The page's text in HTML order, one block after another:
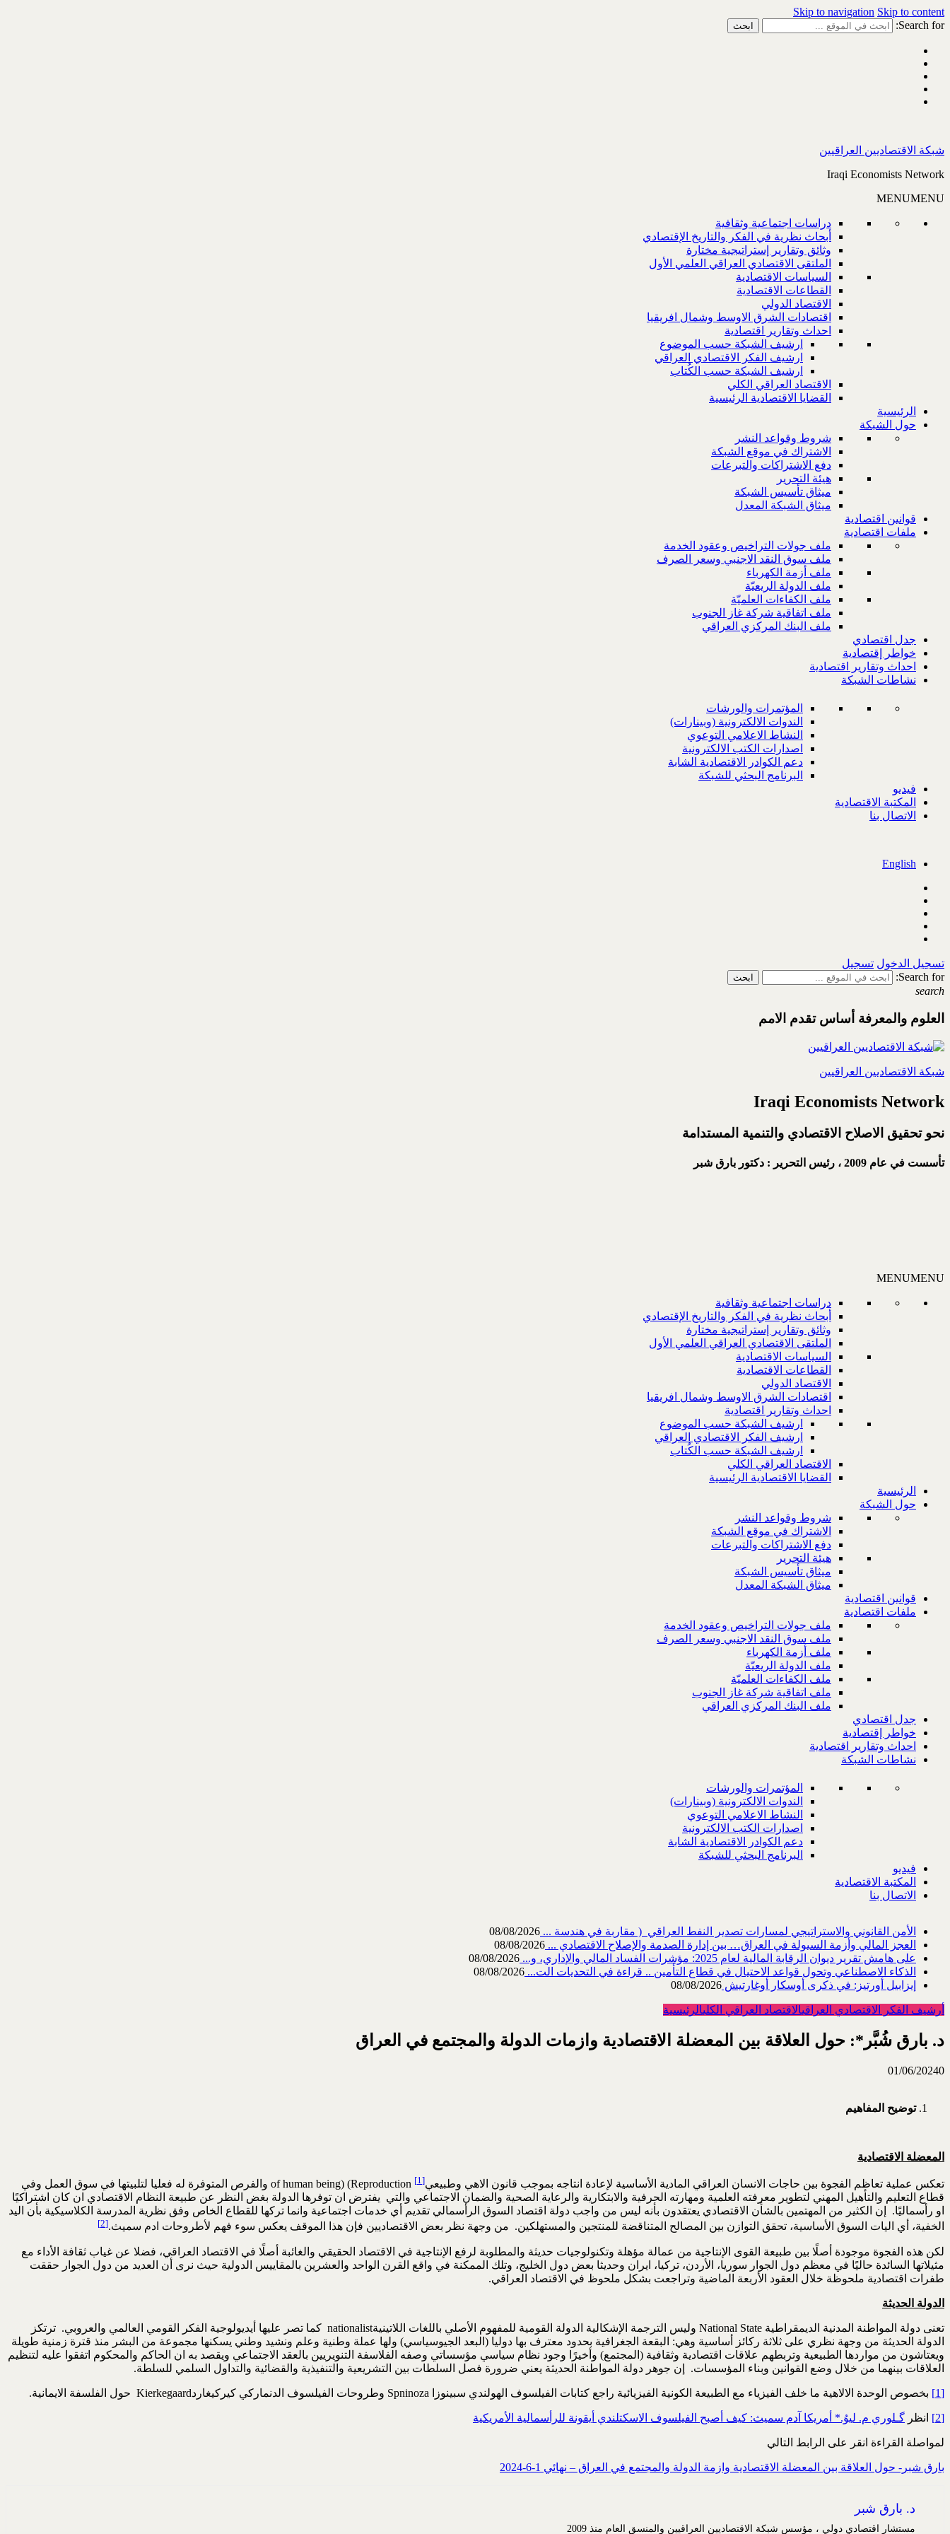
Skip to navigation Skip to content
Search for:
شبكة الاقتصاديين العراقيين
Iraqi Economists Network
MENUMENU
دراسات اجتماعية وثقافية
أبحاث نظرية في الفكر والتاريخ الإقتصادي
وثائق وتقارير إستراتيجية مختارة
الملتقى الاقتصادي العراقي العلمي الأول
السياسات الاقتصادية
القطاعات الاقتصادية
الاقتصاد الدولي
اقتصادات الشرق الاوسط وشمال افريقيا
احداث وتقارير اقتصادية
ارشيف الشبكة حسب الموضوع
ارشيف الفكر الاقتصادي العراقي
ارشيف الشبكة حسب الكُتاب
الاقتصاد العراقي الكلي
القضايا الاقتصادية الرئيسية
الرئيسية
حول الشبكة
شروط وقواعد النشر
الاشتراك في موقع الشبكة
دفع الاشتراكات والتبرعات
هيئة التحرير
ميثاق تأسيس الشبكة
ميثاق الشبكة المعدل
قوانين اقتصادية
ملفات اقتصادية
ملف جولات التراخيص وعقود الخدمة
ملف سوق النقد الاجنبي وسعر الصرف
ملف أزمة الكهرباء
ملف الدولة الريعيّة
ملف الكفاءات العلميّة
ملف اتفاقية شركة غاز الجنوب
ملف البنك المركزي العراقي
جدل اقتصادي
خواطر إقتصادية
احداث وتقارير اقتصادية
نشاطات الشبكة
المؤتمرات والورشات
الندوات الالكترونية (وبينارات)
النشاط الاعلامي التوعوي
اصدارات الكتب الالكترونية
دعم الكوادر الاقتصادية الشابة
البرنامج البحثي للشبكة
فيديو
المكتبة الاقتصادية
الاتصال بنا
English
تسجيل الدخول تسجيل
Search for:
search
العلوم والمعرفة أساس تقدم الامم
شبكة الاقتصاديين العراقيين
Iraqi Economists Network
نحو تحقيق الاصلاح الاقتصادي والتنمية المستدامة
تأسست في عام 2009 ، رئيس التحرير : دكتور بارق شبر
MENUMENU
دراسات اجتماعية وثقافية
أبحاث نظرية في الفكر والتاريخ الإقتصادي
وثائق وتقارير إستراتيجية مختارة
الملتقى الاقتصادي العراقي العلمي الأول
السياسات الاقتصادية
القطاعات الاقتصادية
الاقتصاد الدولي
اقتصادات الشرق الاوسط وشمال افريقيا
احداث وتقارير اقتصادية
ارشيف الشبكة حسب الموضوع
ارشيف الفكر الاقتصادي العراقي
ارشيف الشبكة حسب الكُتاب
الاقتصاد العراقي الكلي
القضايا الاقتصادية الرئيسية
الرئيسية
حول الشبكة
شروط وقواعد النشر
الاشتراك في موقع الشبكة
دفع الاشتراكات والتبرعات
هيئة التحرير
ميثاق تأسيس الشبكة
ميثاق الشبكة المعدل
قوانين اقتصادية
ملفات اقتصادية
ملف جولات التراخيص وعقود الخدمة
ملف سوق النقد الاجنبي وسعر الصرف
ملف أزمة الكهرباء
ملف الدولة الريعيّة
ملف الكفاءات العلميّة
ملف اتفاقية شركة غاز الجنوب
ملف البنك المركزي العراقي
جدل اقتصادي
خواطر إقتصادية
احداث وتقارير اقتصادية
نشاطات الشبكة
المؤتمرات والورشات
الندوات الالكترونية (وبينارات)
النشاط الاعلامي التوعوي
اصدارات الكتب الالكترونية
دعم الكوادر الاقتصادية الشابة
البرنامج البحثي للشبكة
فيديو
المكتبة الاقتصادية
الاتصال بنا
الأمن القانوني والاستراتيجي لمسارات تصدير النفط العراقي ‎ ‎) ‎مقاربة في هندسة ...
08/08/2026
العجز المالي وأزمة السيولة في العراق… بين إدارة الصدمة والإصلاح الاقتصادي ... 08/08/2026
على هامش تقرير ديوان الرقابة المالية لعام 2025: مؤشرات الفساد المالي والإداري، و...
08/08/2026
الذكاء الاصطناعي وتحول قواعد الاحتيال في قطاع ‏التأمين .. قراءة في التحديات الت... 08/08/2026
إيزابيل أورتيز: في ذكرى ‏أوسكار أوغارتيش 08/08/2026
أرشيف الفكر الاقتصادي العراقيالاقتصاد العراقي الكليالرئيسية
د. بارق شُبَّر*: حول العلاقة بين المعضلة الاقتصادية وازمات الدولة والمجتمع في العراق
01/06/20240
توضيح المفاهيم
المعضلة الاقتصادية
تعكس عملية تعاظم الفجوة بين حاجات الانسان العراقي المادية الأساسية لإعادة انتاجه بموجب قانون الاهي وطبيعي[1]
of human being) (Reproduction والفرص المتوفرة له فعليا لتلبيتها في سوق العمل وفي
قطاع التعليم والتأهيل المهني لتطوير معرفته العلمية ومهارته الحرفية والابتكارية والرعاية الصحية والضمان الاجتماعي والتي يفترض ان توفرها الدولة بغض النظر عن طبيعة النظام الاقتصادي ان كان اشتراكيًا
او رأسماليًا. إن الكثير من المهتمين بالشأن الاقتصادي يعتقدون بأنه ليس من واجب دولة اقتصاد السوق الرأسمالي تقديم أي خدمات اجتماعية وانما تركها للقطاع الخاص وفق نظرية المدرسة الكلاسيكية بأن اليد
الخفية، أي اليات السوق الأساسية، تحقق التوازن بين المصالح المتناقضة للمنتجين والمستهلكين. من وجهة نظر بعض الاقتصاديين فإن هذا الموقف يعكس سوء فهم لأطروحات ادم سميث.[2]
لكن هذه الفجوة موجودة أصلًا بين طبيعة القوى الإنتاجية من عمالة مؤهلة وتكنولوجيات حديثة والمطلوبة لرفع الإنتاجية في الاقتصاد الحقيقي والغائبة أصلًا في الاقتصاد العراقي، فضلا عن غياب ثقافة الأداء مع
مثيلاتها السائدة حاليًا في معظم دول الجوار سوريا، الأردن، تركيا، ايران وحديثا بعض دول الخليج، وتلك الممكنة في واقع القرن الواحد والعشرين بالمقاييس الدولية حيث نرى أن العديد من دول الجوار حققت
طفرات اقتصادية ملحوظة خلال العقود الأربعة الماضية وتراجعت بشكل ملحوظ في الاقتصاد العراقي.
الدولة الحديثة
تعنى دولة المواطنة المدنية الديمقراطية National State وليس الترجمة الإشكالية الدولة القومية للمفهوم الأصلي باللغات اللاتينيةnationalist كما تصر عليها أيديولوجية الفكر القومي العالمي والعروبي. ترتكز
الدولة الحديثة من وجهة نظري على ثلاثة ركائز أساسية وهي: البقعة الجغرافية بحدود معترف بها دوليا (البعد الجيوسياسي) ولها عملة وطنية وعلم ونشيد وطني يسكنها مجموعة من البشر منذ قترة زمنية طويلة
ويعتاشون من مواردها الطبيعية وتربطهم علاقات اقتصادية وثقافية (المجتمع) وأخيرًا وجود نظام سياسي مؤسساتي وصفه الفلاسفة التنويريين بالعقد الاجتماعي ويقصد به ان الحاكم والمحكوم اتفقوا عليه لتنظيم
العلاقات بينهما من خلال وضع القوانين وبناء المؤسسات. إن جوهر دولة المواطنة الحديثة يعني ضرورة فصل السلطات بين التشريعية والتنفيذية والقضائية والتداول السلمي للسلطة.
[1] بخصوص الوحدة الالاهية ما خلف الفيزياء مع الطبيعة الكونية الفيزيائية راجع كتابات الفيلسوف الهولندي سبينوزا Spninoza وطروحات الفيلسوف الدنماركي كيركيغاردKierkegaard حول الفلسفة الايمانية.
[2] انظر ﮔـلوري م. ليوُ.* أمريكا آدم سميث: كيف أصبح الفيلسوف الاسكتلندي أيقونة للرأسمالية الأمريكية
لمواصلة القراءة انقر على الرابط التالي
بارق شبر- حول العلاقة بين المعضلة الاقتصادية وازمة الدولة والمجتمع في العراق – نهائي 1-6-2024
د. بارق شبر
مستشار اقتصادي دولي ، مؤسس شبكة الاقتصاديين العراقيين والمنسق العام منذ 2009